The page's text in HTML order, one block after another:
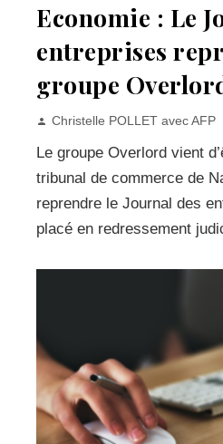
Economie : Le
entreprises
groupe
Christelle POLLET avec AFP
Le groupe Overlord vient
tribunal de commerce de
reprendre le Journal des
placé en redressement